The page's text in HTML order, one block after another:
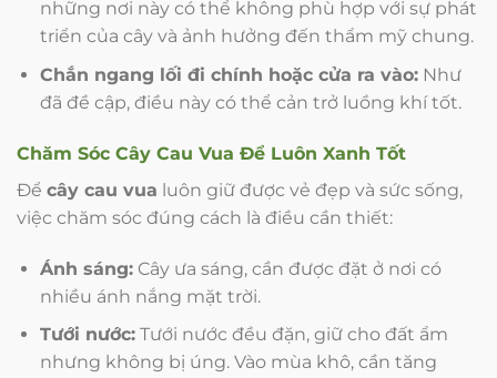
những nơi này có thể không phù hợp với sự phát
triển của cây và ảnh hưởng đến thẩm mỹ chung.
Chắn ngang lối đi chính hoặc cửa ra vào:Như
đã đề cập, điều này có thể cản trở luồng khí tốt.
Chăm Sóc Cây Cau Vua Để Luôn Xanh Tốt
Để cây cau vua luôn giữ được vẻ đẹp và sức sống,
việc chăm sóc đúng cách là điều cần thiết:
Ánh sáng:Cây ưa sáng, cần được đặt ở nơi có
nhiều ánh nắng mặt trời.
Tưới nước:Tưới nước đều đặn, giữ cho đất ẩm
nhưng không bị úng. Vào mùa khô, cần tăng